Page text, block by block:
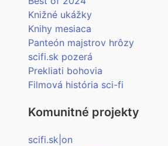
Knižné ukážky
Knihy mesiaca
Panteón majstrov hrôzy
scifi.sk pozerá
Prekliati bohovia
Filmová história sci-fi
Komunitné projekty
scifi.sk|on